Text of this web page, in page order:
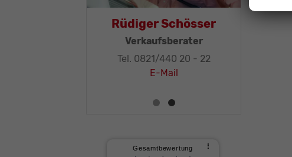
Rüdiger Schösser
Verkaufsberater
Tel. 0821/440 20 - 22
E-Mail